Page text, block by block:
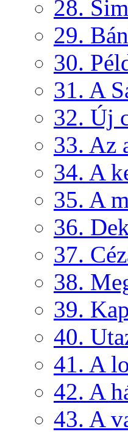
28.
29.
30.
31. A
32. Új
33. Az
34. A
35. A
36.
37.
38.
39.
40.
41. A
42. A
43. A